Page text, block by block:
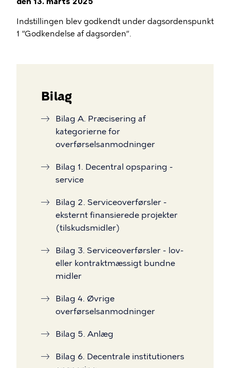
Indstillingen blev godkendt under dagsordenspunkt
1 ”Godkendelse af dagsorden”.
Bilag
Bilag A. Præcisering af
kategorierne for
overførselsanmodninger
Bilag 1. Decentral opsparing -
service
Bilag 2. Serviceoverførsler -
eksternt finansierede projekter
(tilskudsmidler)
Bilag 3. Serviceoverførsler - lov-
eller kontraktmæssigt bundne
midler
Bilag 4. Øvrige
overførselsanmodninger
Bilag 5. Anlæg
Bilag 6. Decentrale institutioners